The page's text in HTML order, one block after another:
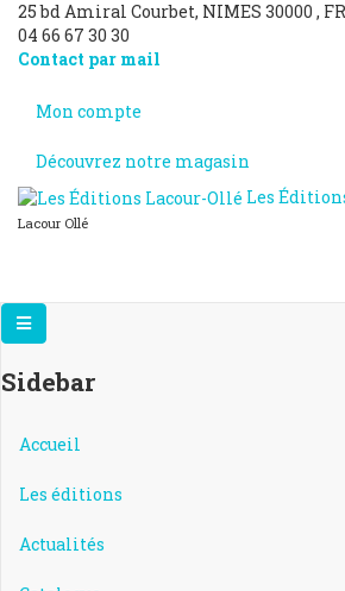
25 bd Amiral Courbet, NIMES 30000 ,
04 66 67 30 30
Contact par mail
Mon compte
Découvrez notre magasin
Les
Lacour Ollé
Sidebar
Accueil
Les éditions
Actualités